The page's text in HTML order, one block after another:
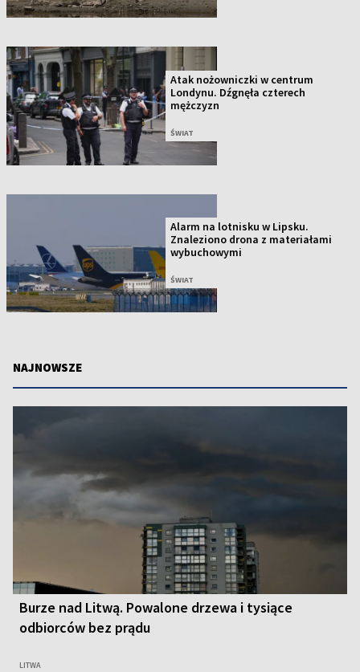
Atak nożowniczki w centrum
Londynu. Dźgnęła czterech
mężczyzn
ŚWIAT
Alarm na lotnisku w Lipsku.
Znaleziono drona z materiałami
wybuchowymi
ŚWIAT
NAJNOWSZE
Burze nad Litwą. Powalone drzewa i tysiące
odbiorców bez prądu
LITWA